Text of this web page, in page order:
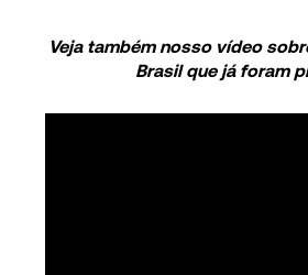
Veja também nosso vídeo
Brasil que já foram